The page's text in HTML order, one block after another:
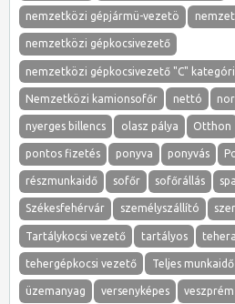
nemzetközi gépjármü-vezetö
nemzetközi gépkocsivezető
nemzetközi gépkocsivezető "C"
Nemzetközi kamionsofőr nettó
nyerges billencs olasz pálya Otthon
pontos fizetés ponyva ponyvás
részmunkaidő sofőr sofőrállás
Székesfehérvár személyszállító
Tartálykocsi vezető tartályos
tehergépkocsi vezető Teljes munkaidő
üzemanyag versenyképes veszprém